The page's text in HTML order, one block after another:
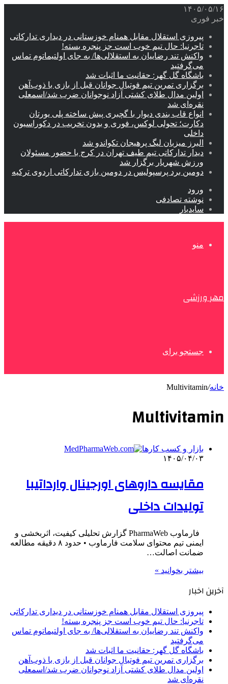
۱۴۰۵/۰۵/۱۶
خبر فوری
پیروزی استقلال مقابل همنام خوزستانی در دیداری تدارکاتی
تاجرنیا: حال تیم خوب است جز پنجره بسته!
واکنش تند رضاییان به استقلالی‌ها/ به جای اولتیماتوم تماس
می‌گرفتید
باشگاه گل گهر: حقانیت ما اثبات شد
برگزاری تمرین تیم فوتبال جوانان قبل از بازی با ذوب‌آهن
اولین مدال طلای کشتی آزاد نوجوانان ضرب شد/اسمعلی
نقره‌ای شد
انواع قاب بندی دیوار با گچبری پیش ساخته پلی یورتان
دکارت؛ تحولی لوکس، فوری و بدون تخریب در دکوراسیون
داخلی
البرز میزبان لیگ پرهیجان تکواندو شد
دیدار تدارکاتی تیم طیف تهران در کرج با حضور مسئولان
ورزش شهریار برگزار شد
دومین برد پرسپولیس در دومین بازی تدارکاتی اردوی ترکیه
ورود
نوشته تصادفی
سایدبار
منو
مهر ورزشی
جستجو برای
خانه/
Multivitamin
Multivitamin
بازار و کسب کارها
۱۴۰۵/۰۴/۰۳
مقایسه داروهای اورجینال وارداتیبا
تولیدات داخلی
فارماوب PharmaWeb گزارش تحلیلی کیفیت، اثربخشی و
ایمنی تیم محتوای سلامت فارماوب • حدود ۸ دقیقه مطالعه
ضمانت اصالت…
بیشتر بخوانید »
آخرین اخبار
پیروزی استقلال مقابل همنام خوزستانی در دیداری تدارکاتی
تاجرنیا: حال تیم خوب است جز پنجره بسته!
واکنش تند رضاییان به استقلالی‌ها/ به جای اولتیماتوم تماس
می‌گرفتید
باشگاه گل گهر: حقانیت ما اثبات شد
برگزاری تمرین تیم فوتبال جوانان قبل از بازی با ذوب‌آهن
اولین مدال طلای کشتی آزاد نوجوانان ضرب شد/اسمعلی
نقره‌ای شد